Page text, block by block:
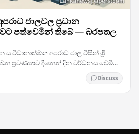
ජාලවල ප්‍රධාන
පත්වෙමින් තිබේ — බරපතල
සංවිධානාත්මක අපරාධ ජාල විසින් ශ්‍රී
ප්‍රවණතාව දිනෙන් දින වර්ධනය වෙමින්
Discuss